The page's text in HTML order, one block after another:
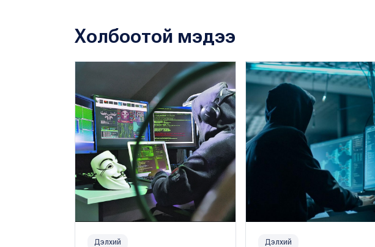
Холбоотой мэдээ
Дэлхий Дэлхий